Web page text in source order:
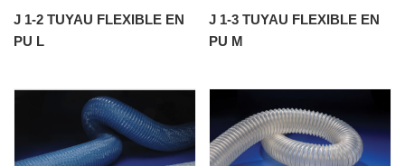
J 1-2 TUYAU FLEXIBLE EN
PU L
J 1-3 TUYAU FLEXIBLE EN
PU M